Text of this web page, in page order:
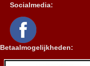
Socialmedia:
Betaalmogelijkheden: